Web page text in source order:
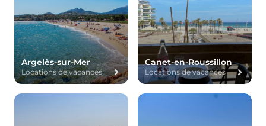
Argelès-sur-Mer
Locations de vacances
Canet-en-Roussillon
Locations de vacances